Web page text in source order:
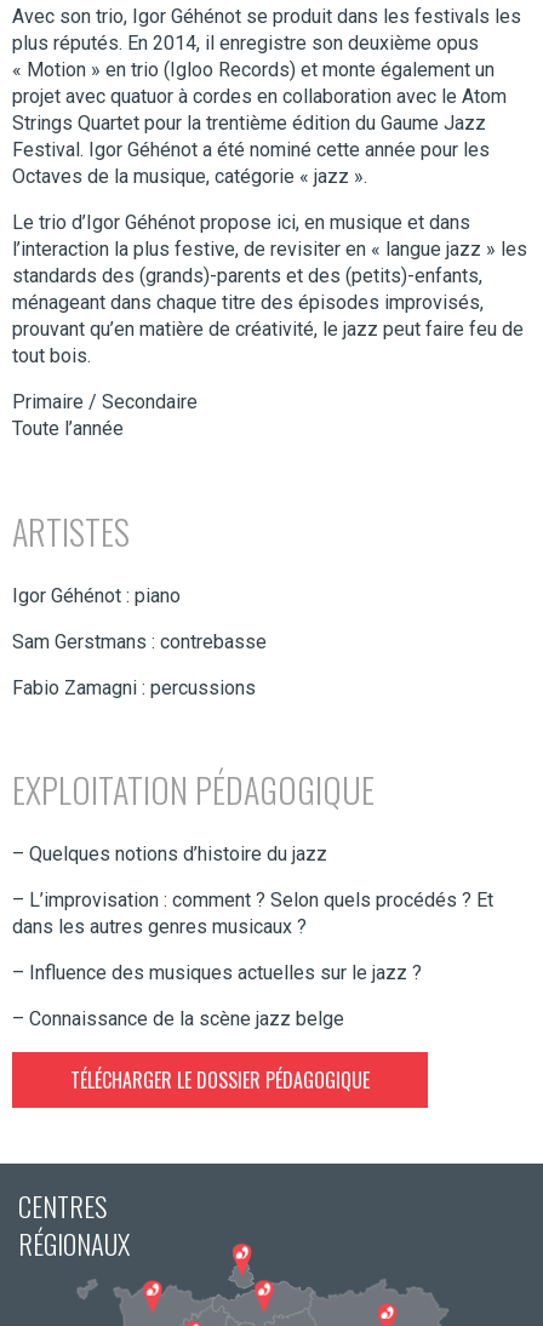
Avec son trio, Igor Géhénot se produit dans les festivals les
plus réputés. En 2014, il enregistre son deuxième opus
« Motion » en trio (Igloo Records) et monte également un
projet avec quatuor à cordes en collaboration avec le Atom
Strings Quartet pour la trentième édition du Gaume Jazz
Festival. Igor Géhénot a été nominé cette année pour les
Octaves de la musique, catégorie « jazz ».
Le trio d’Igor Géhénot propose ici, en musique et dans
l’interaction la plus festive, de revisiter en « langue jazz » les
standards des (grands)-parents et des (petits)-enfants,
ménageant dans chaque titre des épisodes improvisés,
prouvant qu’en matière de créativité, le jazz peut faire feu de
tout bois.
Primaire / Secondaire
Toute l’année
ARTISTES
Igor Géhénot : piano
Sam Gerstmans : contrebasse
Fabio Zamagni : percussions
EXPLOITATION PÉDAGOGIQUE
– Quelques notions d’histoire du jazz
– L’improvisation : comment ? Selon quels procédés ? Et
dans les autres genres musicaux ?
– Influence des musiques actuelles sur le jazz ?
– Connaissance de la scène jazz belge
TÉLÉCHARGER LE DOSSIER PÉDAGOGIQUE
CENTRES
RÉGIONAUX